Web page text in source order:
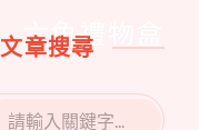
六角禮物盒
文章搜尋